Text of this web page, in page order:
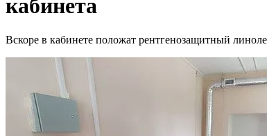
кабинета
Вскоре в кабинете положат рентгенозащитный